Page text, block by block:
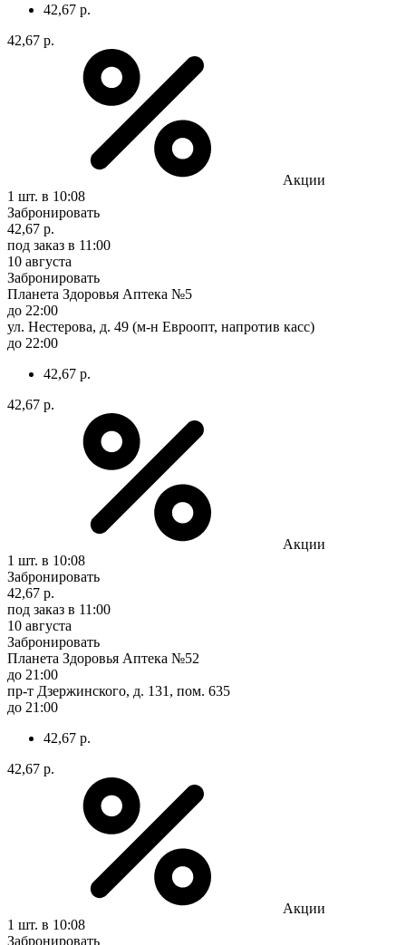
42,67 р.
42,67 р.
Акции
1 шт. в 10:08
Забронировать
42,67 р.
под заказ в 11:00
10 августа
Забронировать
Планета Здоровья Аптека №5
до 22:00
ул. Нестерова, д. 49 (м-н Евроопт, напротив касс)
до 22:00
42,67 р.
42,67 р.
Акции
1 шт. в 10:08
Забронировать
42,67 р.
под заказ в 11:00
10 августа
Забронировать
Планета Здоровья Аптека №52
до 21:00
пр-т Дзержинского, д. 131, пом. 635
до 21:00
42,67 р.
42,67 р.
Акции
1 шт. в 10:08
Забронировать